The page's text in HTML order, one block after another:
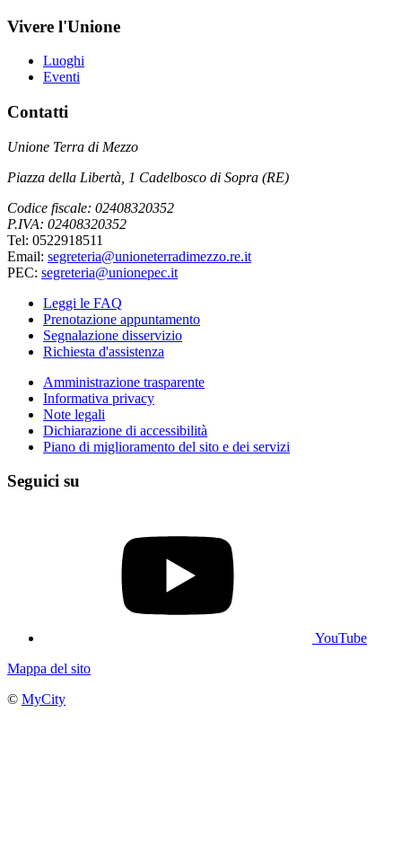
Vivere l'Unione
Luoghi
Eventi
Contatti
Unione Terra di Mezzo
Piazza della Libertà, 1 Cadelbosco di Sopra (RE)
Codice fiscale: 02408320352
P.IVA: 02408320352
Tel: 0522918511
Email: segreteria@unioneterradimezzo.re.it
PEC: segreteria@unionepec.it
Leggi le FAQ
Prenotazione appuntamento
Segnalazione disservizio
Richiesta d'assistenza
Amministrazione trasparente
Informativa privacy
Note legali
Dichiarazione di accessibilità
Piano di miglioramento del sito e dei servizi
Seguici su
YouTube
Mappa del sito
© MyCity